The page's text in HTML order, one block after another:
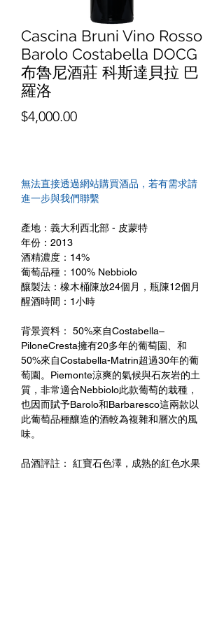
Cascina Bruni Vino Rosso
Barolo Costabella DOCG
布魯尼酒莊 科斯達貝拉 巴
羅洛
$4,000.00價
無法直接透過網站購買酒品，若有需求請
進一步與我們聯繫
產地：義大利西北部 - 皮蒙特
年份：2013
酒精濃度：14%
葡萄品種：100% Nebbiolo
釀製法：橡木桶陳放24個月，瓶陳12個月
醒酒時間：1小時
背景資料： 50%來自Costabella–
PiloneCresta擁有20多年的葡萄園、和
50%來自Costabella-Matrin超過30年的葡
萄園。Piemonte涼爽的氣候與石灰岩的土
質，非常適合Nebbiolo此款葡萄的栽種，
也因而賦予Barolo和Barbaresco這兩款以
此葡萄品種釀造的酒較為複雜和層次的風
味。
品酒評註： 紅寶石色澤，成熟的紅色水果